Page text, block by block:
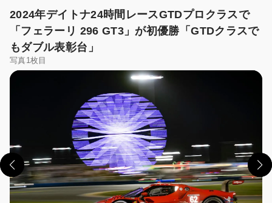
2024年デイトナ24時間レースGTDプロクラスで
「フェラーリ 296 GT3」が初優勝「GTDクラスで
もダブル表彰台」
写真1枚目